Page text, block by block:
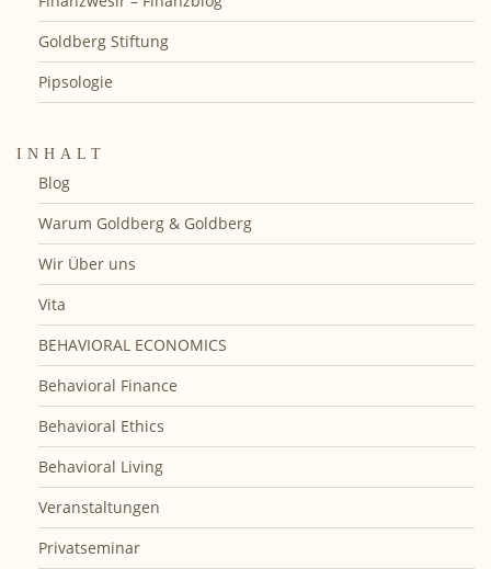
Goldberg Stiftung
Pipsologie
INHALT
Blog
Warum Goldberg & Goldberg
Wir Über uns
Vita
BEHAVIORAL ECONOMICS
Behavioral Finance
Behavioral Ethics
Behavioral Living
Veranstaltungen
Privatseminar